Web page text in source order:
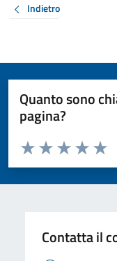
Indietro
Quanto sono
pagina?
Valuta da 1 a 5 stelle la
Valuta 4
Valuta 3
Valuta 2 stelle
Valuta 1 stelle su 5
Contatta il